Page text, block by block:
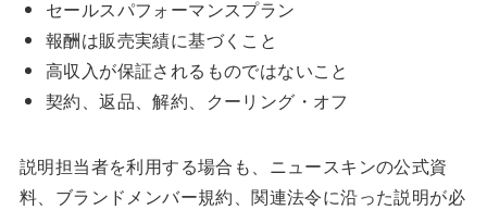
セールスパフォーマンスプラン
報酬は販売実績に基づくこと
高収入が保証されるものではないこと
契約、返品、解約、クーリング・オフ
説明担当者を利用する場合も、ニュースキンの公式資
料、ブランドメンバー規約、関連法令に沿った説明が必